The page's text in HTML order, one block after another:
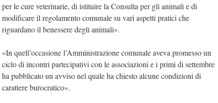
per le cure veterinarie, di istituire la Consulta per gli animali e di
modificare il regolamento comunale su vari aspetti pratici che
riguardano il benessere degli animali».
«In quell’occasione l’Amministrazione comunale aveva promesso un
ciclo di incontri partecipativi con le associazioni e i primi di settembre
ha pubblicato un avviso nel quale ha chiesto alcune condizioni di
carattere burocratico».